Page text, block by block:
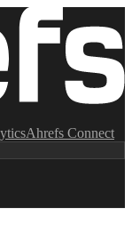
Ahrefs Connect